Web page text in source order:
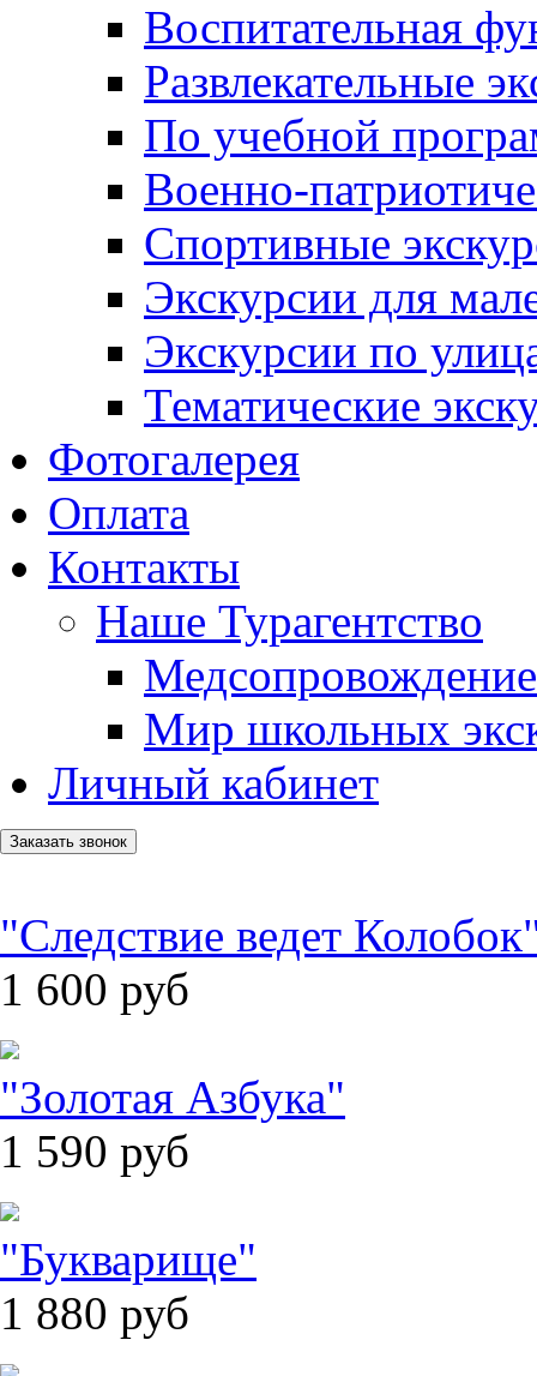
Воспитательная
Развлекательные
По учебной
Военно-
Спортивные
Экскурсии для
Экскурсии по
Тематические
Фотогалерея
Оплата
Контакты
Наше Турагентство
Медсопровождение
Мир школьных
Личный кабинет
Заказать звонок
"Следствие ведет
1 600 руб
"Золотая Азбука"
1 590 руб
"Букварище"
1 880 руб